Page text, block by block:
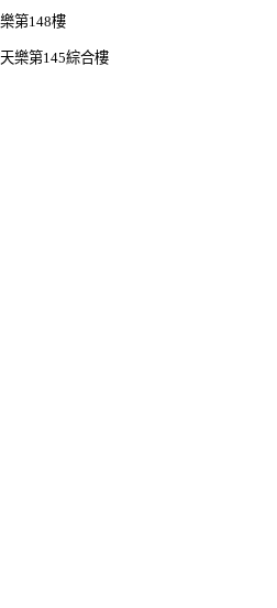
第148樓
樂第145綜合樓